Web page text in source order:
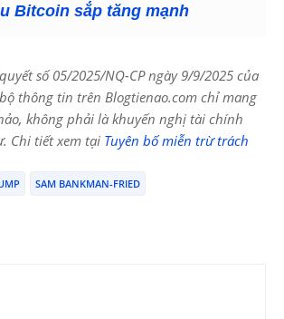
Bitcoin sắp tăng mạnh
số 05/2025/NQ-CP ngày 9/9/2025 của
thông tin trên Blogtienao.com chỉ mang
không phải là khuyến nghị tài chính
Chi tiết xem tại Tuyên bố miễn trừ trách
SAM BANKMAN-FRIED